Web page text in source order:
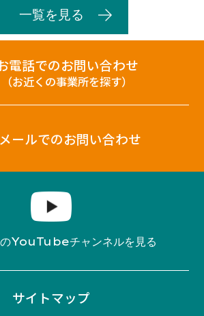
一覧を見る
電話でのお問い合わせ
（お近くの事業所を探す）
メールでのお問い合わせ
YouTubeチャンネルを見る
サイトマップ